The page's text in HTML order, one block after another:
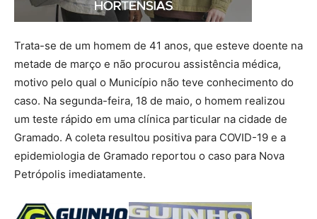
Trata-se de um homem de 41 anos, que esteve doente na
metade de março e não procurou assistência médica,
motivo pelo qual o Município não teve conhecimento do
caso. Na segunda-feira, 18 de maio, o homem realizou
um teste rápido em uma clínica particular na cidade de
Gramado. A coleta resultou positiva para COVID-19 e a
epidemiologia de Gramado reportou o caso para Nova
Petrópolis imediatamente.